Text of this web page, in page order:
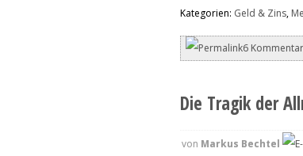
Kategorien: Geld & Zins,
6
Die Tragik der
von Markus Bechtel